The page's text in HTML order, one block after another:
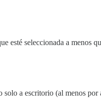
esté seleccionada a menos
a escritorio (al menos por